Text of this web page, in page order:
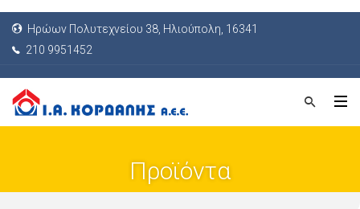
Ηρώων Πολυτεχνείου 38, Ηλιούπολη, 16341
210 9951452
Προϊόντα